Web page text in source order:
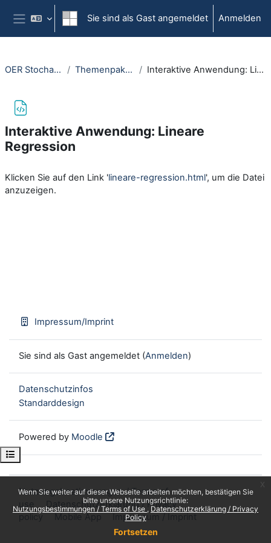
Zum Hauptinhalt
Wenn Sie weiter auf dieser Webseite arbeiten möchten, bestätigen Sie
bitte unsere Nutzungsrichtlinie:
Nutzungsbestimmungen / Terms of Use
Datenschutzerklärung / Privacy
Policy
Fortsetzen
Website-Übersicht
Sie sind als Gast angemeldet Anmelden
Kursindex öffnen
OER Stochastik NRW Themenpaket Statistik Interaktive Anwendung: Lineare Regression
Interaktive Anwendung: Lineare
Regression
Klicken Sie auf den Link 'lineare-regression.html', um die Datei
anzuzeigen.
Impressum/Imprint
Sie sind als Gast angemeldet (Anmelden)
Datenschutzinfos
Standarddesign
Powered by Moodle
Nutzungsbestimmungen / Terms of
use
Datenschutzerklärung / Privacy
policy
Mobile App Impressum / Imprint